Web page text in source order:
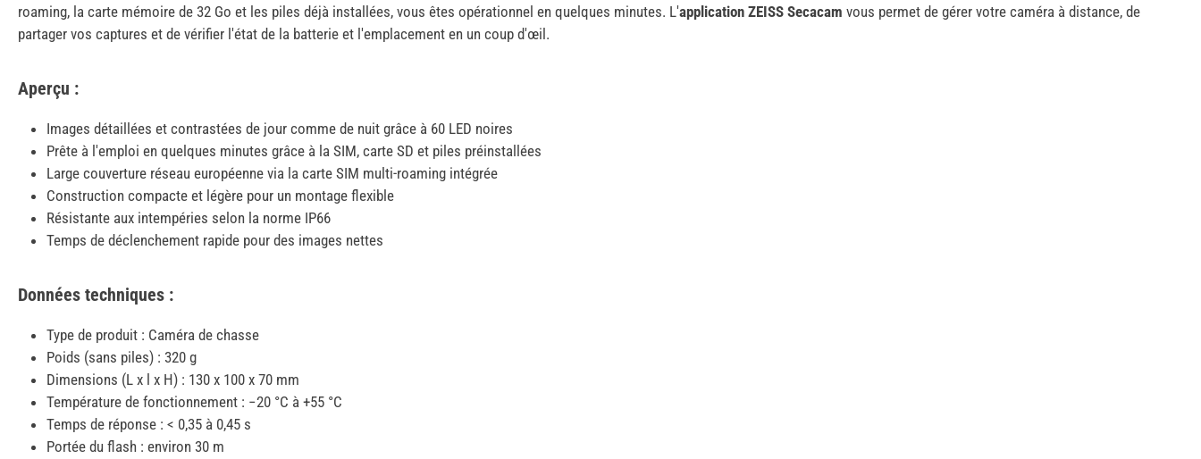
roaming, la carte mémoire de 32 Go et les piles déjà installées, vous êtes opérationnel en quelques minutes. L'application ZEISS Secacam vous permet de gérer votre caméra à distance, de
partager vos captures et de vérifier l'état de la batterie et l'emplacement en un coup d'œil.
Aperçu :
Images détaillées et contrastées de jour comme de nuit grâce à 60 LED noires
Prête à l'emploi en quelques minutes grâce à la SIM, carte SD et piles préinstallées
Large couverture réseau européenne via la carte SIM multi-roaming intégrée
Construction compacte et légère pour un montage flexible
Résistante aux intempéries selon la norme IP66
Temps de déclenchement rapide pour des images nettes
Données techniques :
Type de produit : Caméra de chasse
Poids (sans piles) : 320 g
Dimensions (L x l x H) : 130 x 100 x 70 mm
Température de fonctionnement : −20 °C à +55 °C
Temps de réponse : < 0,35 à 0,45 s
Portée du flash : environ 30 m